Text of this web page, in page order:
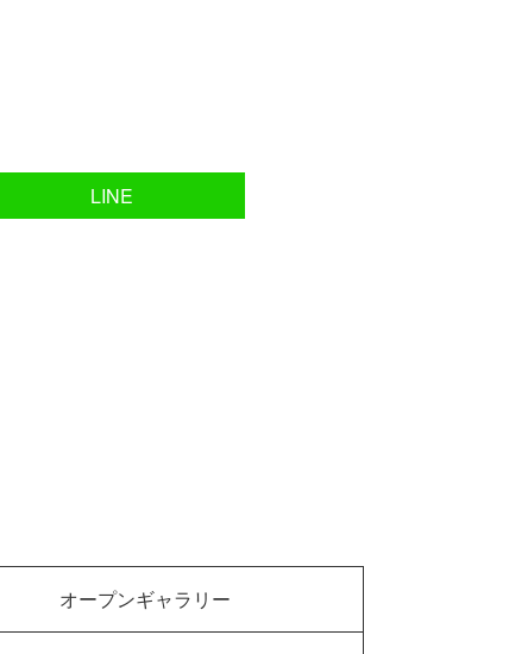
LINE
オープンギャラリー